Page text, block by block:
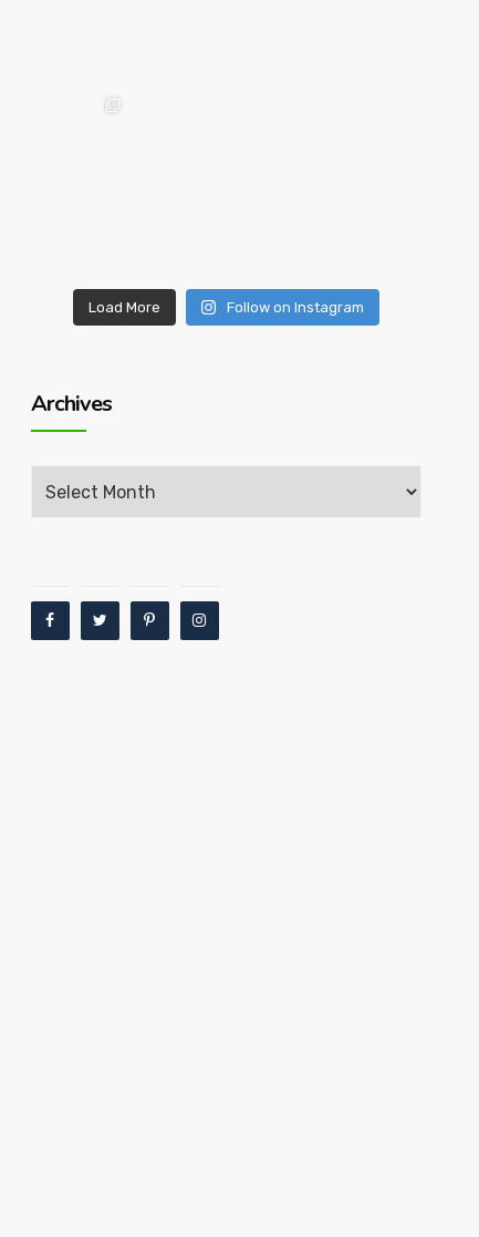
Load More Follow on Instagram
Archives